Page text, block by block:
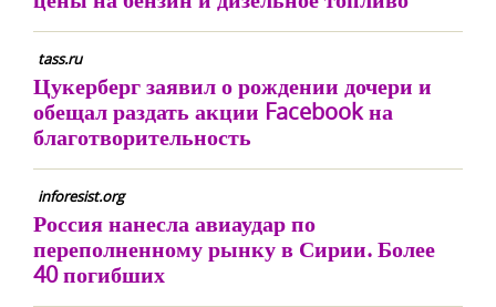
tass.ru
Цукерберг заявил о рождении дочери и
обещал раздать акции Facebook на
благотворительность
inforesist.org
Россия нанесла авиаудар по
переполненному рынку в Сирии. Более
40 погибших